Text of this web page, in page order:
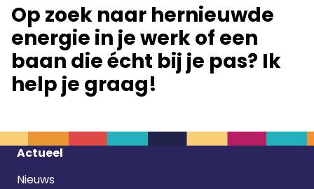
Op zoek naar hernieuwde
energie in je werk of een
baan die écht bij je pas? Ik
help je graag!
Footer
Actueel
Nieuws